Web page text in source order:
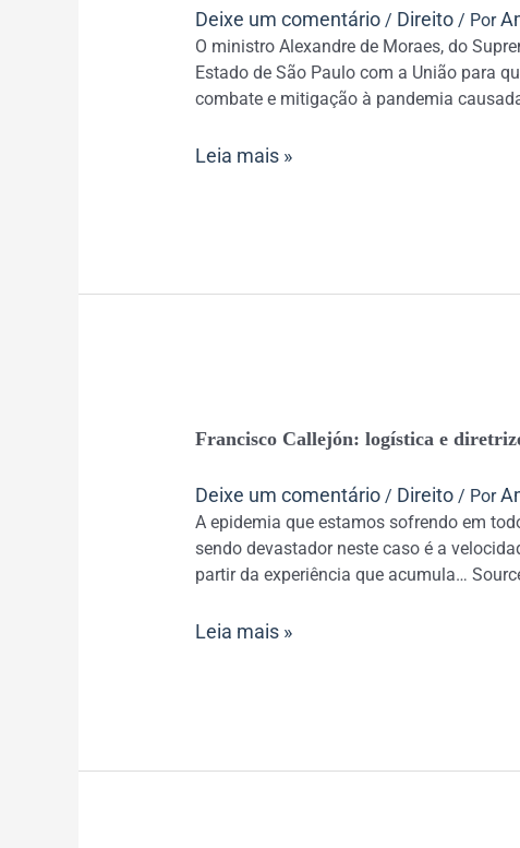
Deixe um comentário / Direito/ Por
O ministro Alexandre de Moraes, do
Estado de São Paulo com a União para
combate e mitigação à pandemia
do
Estado
de
SP
a
no
Leia mais »
Francisco Callejón: logística e
Deixe um comentário / Direito/ Por
A epidemia que estamos sofrendo em
sendo devastador neste caso é a
partir da experiência que acumula…
Francisco
Callejón:
e
diretrizes
para
vencer
epidemia
Leia mais »